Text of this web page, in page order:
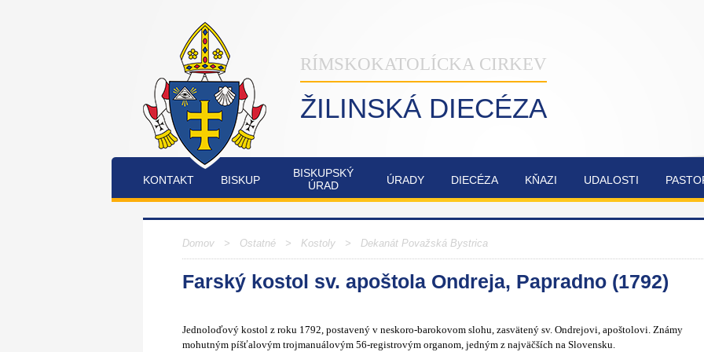
RÍMSKOKATOLÍCKA CIRKEV
ŽILINSKÁ DIECÉZA
KONTAKT BISKUP
BISKUPSKÝ
ÚRAD
ÚRADY DIECÉZA KŇAZI UDALOSTI
INŠTITÚT
NAŠA
DIECÉZA
OBNOVA
TROJICE
SYNODA
FATIMSKÉ
RAJECKEJ
JUBILEJNÝ
Domov > Ostatné > Kostoly > Dekanát Považská Bystrica
Farský kostol sv. apoštola Ondreja, Papradno (1792)
Jednoloďový kostol z roku 1792, postavený v neskoro-barokovom slohu, zasvätený sv. Ondrejovi, apoštolovi. Známy
mohutným píšťalovým trojmanuálovým 56-registrovým organom, jedným z najväčších na Slovensku.